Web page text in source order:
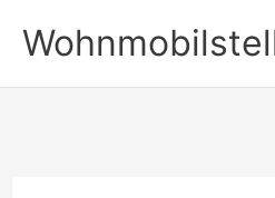
Inhalt
springen